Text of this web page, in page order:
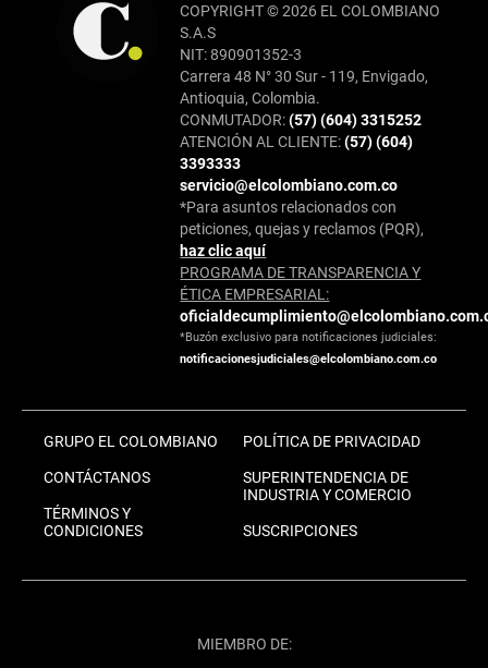
COPYRIGHT © 2026 EL COLOMBIANO
S.A.S
NIT: 890901352-3
Carrera 48 N° 30 Sur - 119, Envigado,
Antioquia, Colombia.
CONMUTADOR:(57) (604) 3315252
ATENCIÓN AL CLIENTE:(57) (604)
3393333
servicio@elcolombiano.com.co
*Para asuntos relacionados con
peticiones, quejas y reclamos (PQR),
haz clic aquí
PROGRAMA DE TRANSPARENCIA Y
ÉTICA EMPRESARIAL:
*Buzón exclusivo para notificaciones judiciales:
notificacionesjudiciales@elcolombiano.com.co
GRUPO EL COLOMBIANO
CONTÁCTANOS
TÉRMINOS Y
CONDICIONES
POLÍTICA DE PRIVACIDAD
SUPERINTENDENCIA DE
INDUSTRIA Y COMERCIO
SUSCRIPCIONES
MIEMBRO DE: